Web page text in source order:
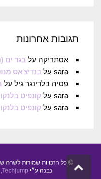
תגובות אחרונות
אסתריקה על בגד ים
sara על בנדיצ'אס
פסיה בלדינגר גיל על
sara על קונפיט
sara על קונפיט
כל הזכויות שמורות לשרה
נבנה ע״י Techjump
גלילה
לראש